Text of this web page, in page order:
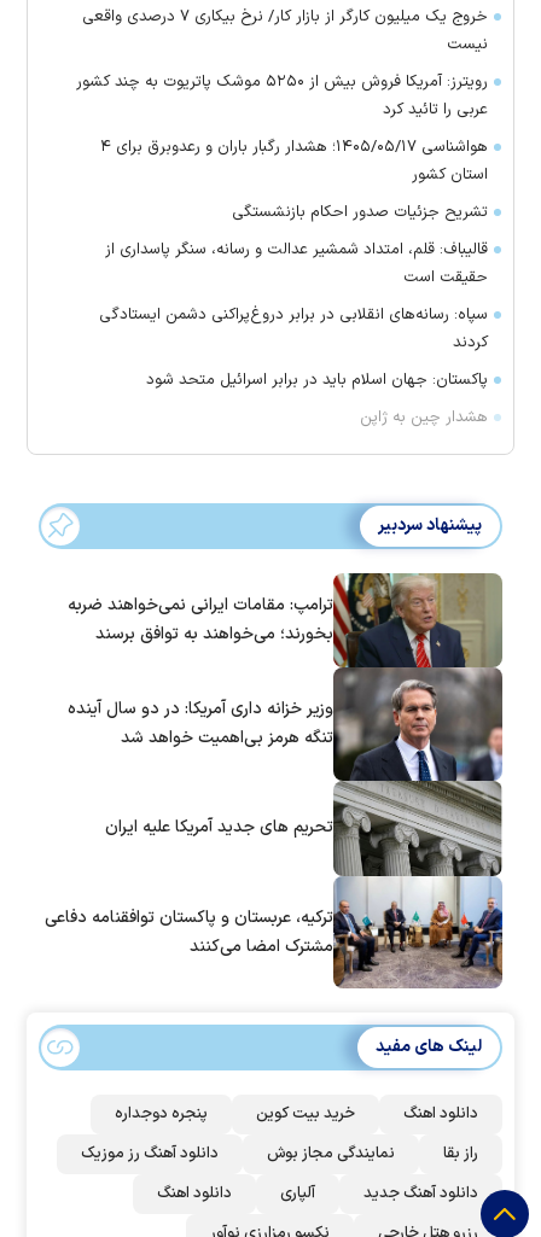
خروج یک میلیون کارگر از بازار کار/ نرخ بیکاری ۷ درصدی واقعی
نیست
رویترز: آمریکا فروش بیش از ۵۲۵۰ موشک پاتریوت به چند کشور
عربی را تائید کرد
هواشناسی ۱۴۰۵/۰۵/۱۷؛ هشدار رگبار باران و رعدوبرق برای ۴
استان کشور
تشریح جزئیات صدور احکام بازنشستگی
قالیباف: قلم، امتداد شمشیر عدالت و رسانه، سنگر پاسداری از
حقیقت است
سپاه: رسانه‌های انقلابی در برابر دروغ‌پراکنی دشمن ایستادگی
کردند
پاکستان: جهان اسلام باید در برابر اسرائیل متحد شود
هشدار چین به ژاپن
پیشنهاد سردبیر
ترامپ: مقامات ایرانی نمی‌خواهند ضربه
بخورند؛ می‌خواهند به توافق برسند
وزیر خزانه داری آمریکا: در دو سال آینده
تنگه هرمز بی‌اهمیت خواهد شد
تحریم های جدید آمریکا علیه ایران
ترکیه، عربستان و پاکستان توافقنامه دفاعی
مشترک امضا می‌کنند
لینک های مفید
دانلود اهنگ خرید بیت کوین
پنجره دوجداره
راز بقا
نمایندگی مجاز بوش
دانلود آهنگ رز‌ موزیک
دانلود آهنگ جدید
آلپاری
دانلود اهنگ